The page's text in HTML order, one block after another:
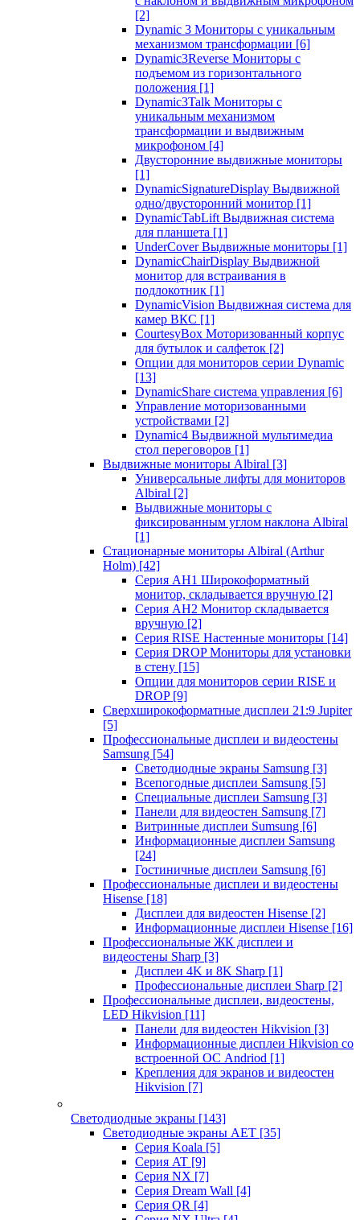
[2]
Dynamic 3 Мониторы с уникальным
механизмом трансформации [6]
Dynamic3Reverse Мониторы с
подъемом из горизонтального
положения [1]
Dynamic3Talk Мониторы с
уникальным механизмом
трансформации и выдвижным
микрофоном [4]
Двусторонние выдвижные мониторы
[1]
DynamicSignatureDisplay Выдвижной
одно/двусторонний монитор [1]
DynamicTabLift Выдвижная система
для планшета [1]
UnderCover Выдвижные мониторы [1]
DynamicChairDisplay Выдвижной
монитор для встраивания в
подлокотник [1]
DynamicVision Выдвижная система для
камер ВКС [1]
CourtesyBox Моторизованный корпус
для бутылок и салфеток [2]
Опции для мониторов серии Dynamic
[13]
DynamicShare система управления [6]
Управление моторизованными
устройствами [2]
Dynamic4 Выдвижной мультимедиа
стол переговоров [1]
Выдвижные мониторы Albiral [3]
Универсальные лифты для мониторов
Albiral [2]
Выдвижные мониторы с
фиксированным углом наклона Albiral
[1]
Стационарные мониторы Albiral (Arthur
Holm) [42]
Серия AH1 Широкоформатный
монитор, складывается вручную [2]
Серия AH2 Монитор складывается
вручную [2]
Серия RISE Настенные мониторы [14]
Серия DROP Мониторы для установки
в стену [15]
Опции для мониторов серии RISE и
DROP [9]
Сверхширокоформатные дисплеи 21:9 Jupiter
[5]
Профессиональные дисплеи и видеостены
Samsung [54]
Светодиодные экраны Samsung [3]
Всепогодные дисплеи Samsung [5]
Специальные дисплеи Samsung [3]
Панели для видеостен Samsung [7]
Витринные дисплеи Sumsung [6]
Информационные дисплеи Samsung
[24]
Гостиничные дисплеи Samsung [6]
Профессиональные дисплеи и видеостены
Hisense [18]
Дисплеи для видеостен Hisense [2]
Информационные дисплеи Hisense [16]
Профессиональные ЖК дисплеи и
видеостены Sharp [3]
Дисплеи 4K и 8K Sharp [1]
Профессиональные дисплеи Sharp [2]
Профессиональные дисплеи, видеостены,
LED Hikvision [11]
Панели для видеостен Hikvision [3]
Информационные дисплеи Hikvision со
встроенной ОС Andriod [1]
Крепления для экранов и видеостен
Hikvision [7]
Светодиодные экраны [143]
Светодиодные экраны AET [35]
Cерия Koala [5]
Серия AT [9]
Серия NX [7]
Серия Dream Wall [4]
Серия QR [4]